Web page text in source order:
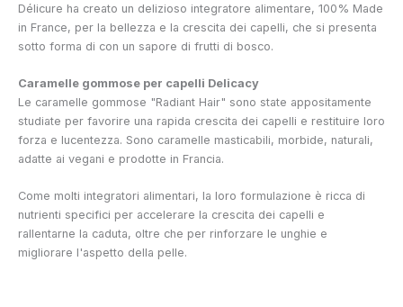
Délicure ha creato un delizioso integratore alimentare, 100% Made
in France, per la bellezza e la crescita dei capelli, che si presenta
sotto forma di con un sapore di frutti di bosco.
Caramelle gommose per capelli Delicacy
Le caramelle gommose "Radiant Hair" sono state appositamente
studiate per favorire una rapida crescita dei capelli e restituire loro
forza e lucentezza. Sono caramelle masticabili, morbide, naturali,
adatte ai vegani e prodotte in Francia.
Come molti integratori alimentari, la loro formulazione è ricca di
nutrienti specifici per accelerare la crescita dei capelli e
rallentarne la caduta, oltre che per rinforzare le unghie e
migliorare l'aspetto della pelle.